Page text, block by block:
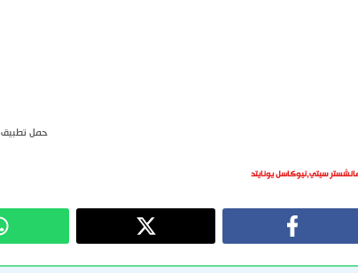
حمل تطبيق newspoots
سيتي,نيوكاسل يونايتد